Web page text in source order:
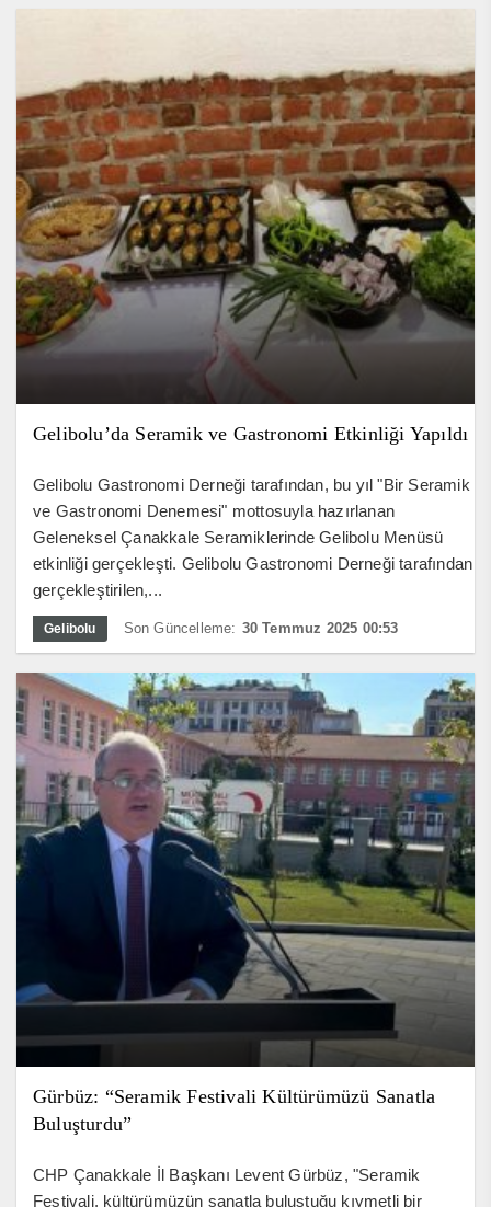
Gelibolu’da Seramik ve Gastronomi Etkinliği Yapıldı
Gelibolu Gastronomi Derneği tarafından, bu yıl "Bir Seramik
ve Gastronomi Denemesi" mottosuyla hazırlanan
Geleneksel Çanakkale Seramiklerinde Gelibolu Menüsü
etkinliği gerçekleşti. Gelibolu Gastronomi Derneği tarafından
gerçekleştirilen,...
Gelibolu Son Güncelleme: 30 Temmuz 2025 00:53
Gürbüz: “Seramik Festivali Kültürümüzü Sanatla
Buluşturdu”
CHP Çanakkale İl Başkanı Levent Gürbüz, "Seramik
Festivali, kültürümüzün sanatla buluştuğu kıymetli bir